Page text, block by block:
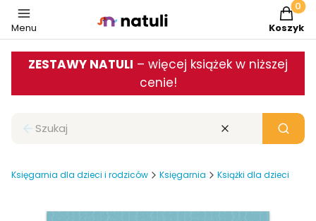
Menu Koszyk
ZESTAWY NATULI – więcej książek w niższej
cenie!
Zamknij wyszukiwarkę Wyczyść Szukaj
Księgarnia dla dzieci i rodziców Księgarnia Książki dla dzieci